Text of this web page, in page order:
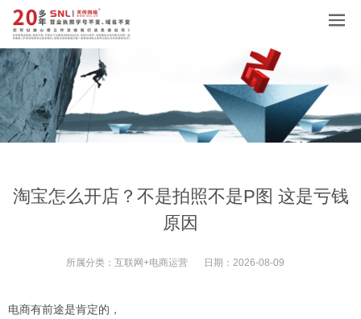
淘宝怎么开店？不是拍照不是P图 这是亏钱
原因
所属分类： 互联网+电商运营 日期： 2026-08-09
电商有前途是肯定的，